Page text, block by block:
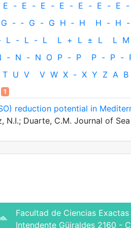
E - E - E - E - E - E - E -
G - ‐ G - G H ‐ H H - H -
L - L - L L + L ± L L M
- N - N O P - P P - P -
T U V V W X - X Y Z Α Β
1
reduction potential in
N.I.; Duarte, C.M. Journal of Sea
Facultad de Ciencias
Intendente Güiraldes 2160 -